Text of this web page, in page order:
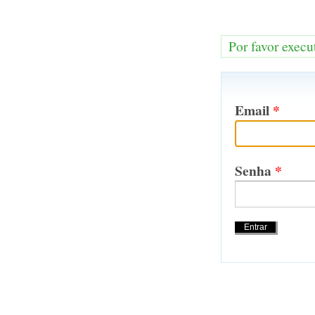
Por favor
Email *
Senha *
Acções